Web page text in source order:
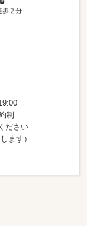
制
ださい
ます）